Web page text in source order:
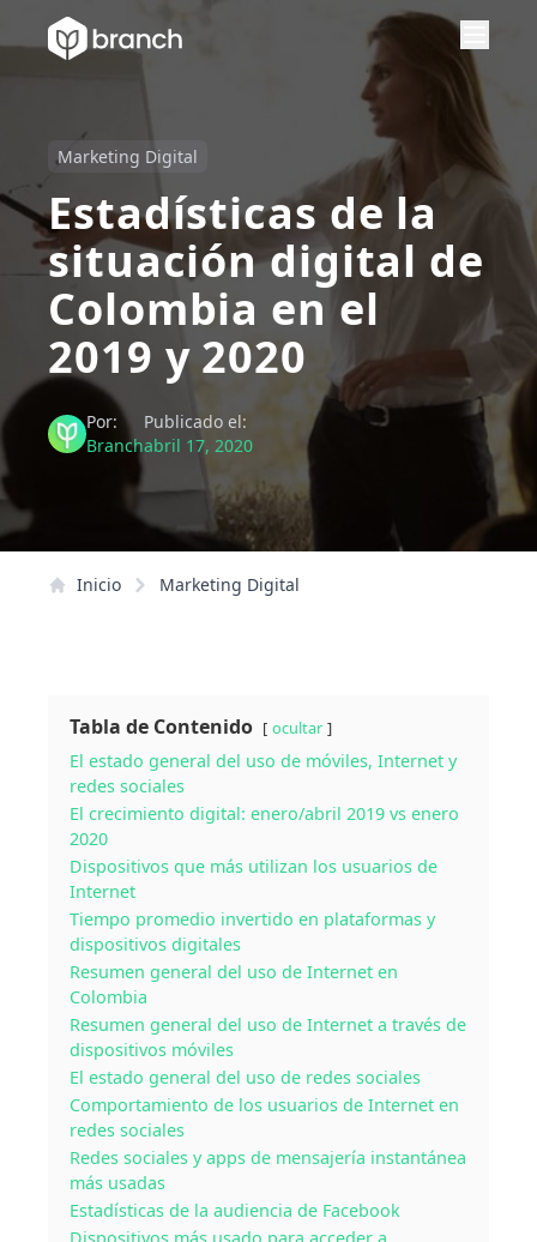
Marketing Digital
Estadísticas de la
situación digital de
Colombia en el
2019 y 2020
Por:
Branch
Publicado el:
abril 17, 2020
Inicio Marketing Digital
Tabla de Contenido ocultar
El estado general del uso de móviles, Internet y
redes sociales
El crecimiento digital: enero/abril 2019 vs enero
2020
Dispositivos que más utilizan los usuarios de
Internet
Tiempo promedio invertido en plataformas y
dispositivos digitales
Resumen general del uso de Internet en
Colombia
Resumen general del uso de Internet a través de
dispositivos móviles
El estado general del uso de redes sociales
Comportamiento de los usuarios de Internet en
redes sociales
Redes sociales y apps de mensajería instantánea
más usadas
Estadísticas de la audiencia de Facebook